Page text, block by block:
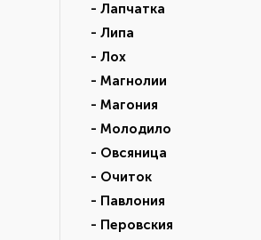
- Лапчатка
- Липа
- Лох
- Магнолии
- Магония
- Молодило
- Овсяница
- Очиток
- Павлония
- Перовския